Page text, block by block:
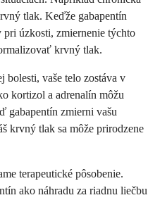
tlak. Keďže gabapentín
úzkosti, zmiernenie týchto
krvný tlak.
bolesti, vaše telo zostáva v
kortizol a adrenalín môžu
gabapentín zmierni vašu
krvný tlak sa môže prirodzene
terapeutické pôsobenie.
ako náhradu za riadnu liečbu